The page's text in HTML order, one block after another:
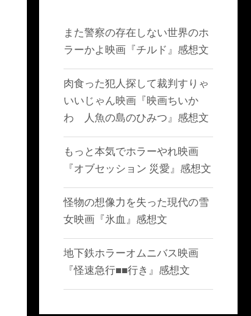
また警察の存在しない世界のホ
ラーかよ映画『チルド』感想文
肉食った犯人探して裁判すりゃ
いいじゃん映画『映画ちいか
わ 人魚の島のひみつ』感想文
もっと本気でホラーやれ映画
『オブセッション 災愛』感想文
怪物の想像力を失った現代の雪
女映画『氷血』感想文
地下鉄ホラーオムニバス映画
『怪速急行■■行き』感想文